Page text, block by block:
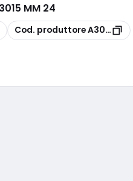
MM 24
copia
Cod. produttoreA30150024